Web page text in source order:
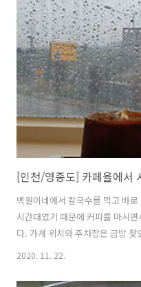
끔하게 부드럽게 나와서 꽤 괜찮
잘 먹었던 것 같다. 이 날의 첫 끼
마음에 드는 집이었다.
[인천/영종도] 카페율에서
백원이네에서 칼국수를 먹고 바
시간대였기 때문에 커피를 마시
다. 가게 위치와 주차장은 금방
었다. 들어가면 바로 카운터가 있
었다. 비가 오고 있었기에 멀리까
2020. 11. 22.